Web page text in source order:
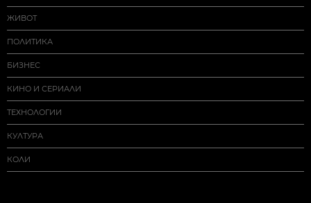
ЖИВОТ
ПОЛИТИКА
БИЗНЕС
КИНО И СЕРИАЛИ
ТЕХНОЛОГИИ
КУЛТУРА
КОЛИ